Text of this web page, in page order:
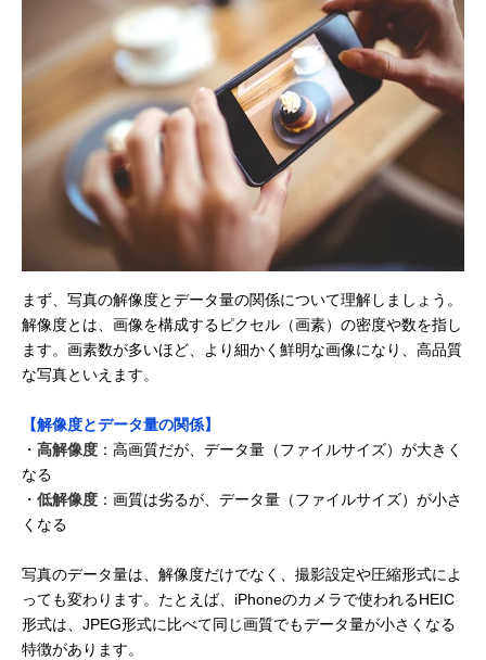
まず、写真の解像度とデータ量の関係について理解しましょう。
解像度とは、画像を構成するピクセル（画素）の密度や数を指し
ます。画素数が多いほど、より細かく鮮明な画像になり、高品質
な写真といえます。
【解像度とデータ量の関係】
・ 高解像度 ：高画質だが、データ量（ファイルサイズ）が大きく
なる
・ 低解像度 ：画質は劣るが、データ量（ファイルサイズ）が小さ
くなる
写真のデータ量は、解像度だけでなく、撮影設定や圧縮形式によ
っても変わります。たとえば、iPhoneのカメラで使われるHEIC
形式は、JPEG形式に比べて同じ画質でもデータ量が小さくなる
特徴があります。